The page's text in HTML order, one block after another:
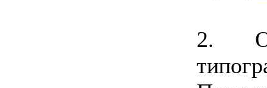
2.